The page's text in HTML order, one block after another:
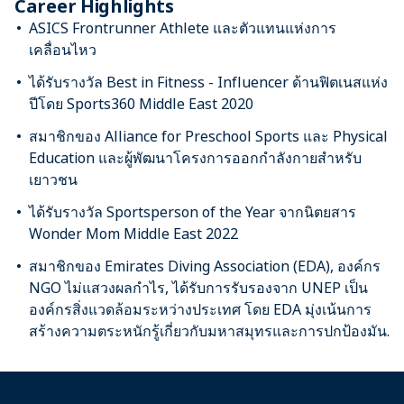
Career Highlights
ASICS Frontrunner Athlete และตัวแทนแห่งการ
เคลื่อนไหว
ได้รับรางวัล Best in Fitness - Influencer ด้านฟิตเนสแห่ง
ปีโดย Sports360 Middle East 2020
สมาชิกของ Alliance for Preschool Sports และ Physical
Education และผู้พัฒนาโครงการออกกำลังกายสำหรับ
เยาวชน
ได้รับรางวัล Sportsperson of the Year จากนิตยสาร
Wonder Mom Middle East 2022
สมาชิกของ Emirates Diving Association (EDA), องค์กร
NGO ไม่แสวงผลกำไร, ได้รับการรับรองจาก UNEP เป็น
องค์กรสิ่งแวดล้อมระหว่างประเทศ โดย EDA มุ่งเน้นการ
สร้างความตระหนักรู้เกี่ยวกับมหาสมุทรและการปกป้องมัน.